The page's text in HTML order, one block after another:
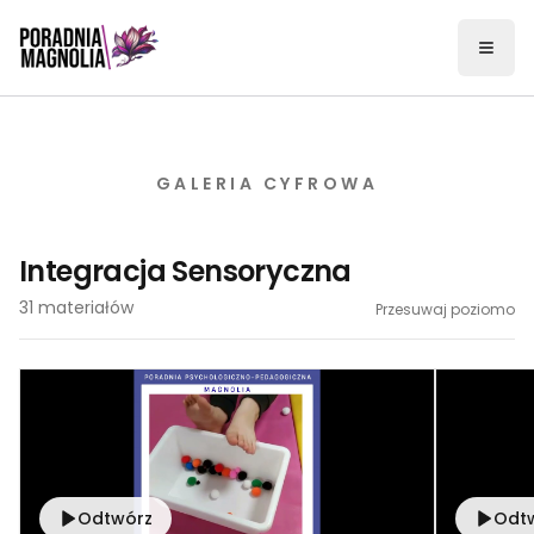
GALERIA CYFROWA
Integracja Sensoryczna
31 materiałów Przesuwaj poziomo
Odtwórz